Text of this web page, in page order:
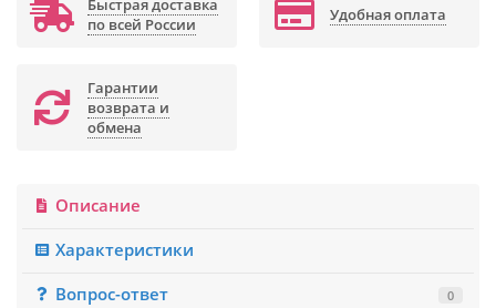
Быстрая доставка
по всей России
Удобная оплата
Гарантии
возврата и
обмена
Описание
Характеристики
Вопрос-ответ
0